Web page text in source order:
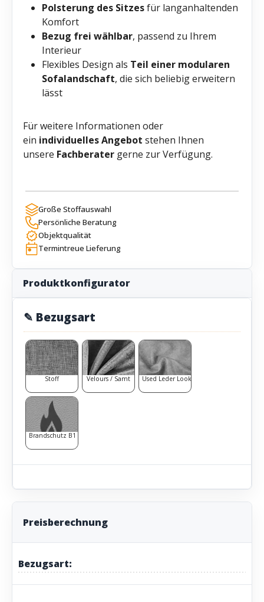
Polsterung des Sitzesfür langanhaltenden
Komfort
Bezug frei wählbar, passend zu Ihrem
Interieur
Flexibles Design als Teil einer modularen
Sofalandschaft, die sich beliebig erweitern
lässt
Für weitere Informationen oder
ein individuelles Angebot stehen Ihnen
unsere Fachberater gerne zur Verfügung.
Große Stoffauswahl
Persönliche Beratung
Objektqualität
Termintreue Lieferung
Produktkonfigurator
✎ Bezugsart
Stoff Velours / Samt Used Leder Look
Brandschutz B1
Preisberechnung
Bezugsart: